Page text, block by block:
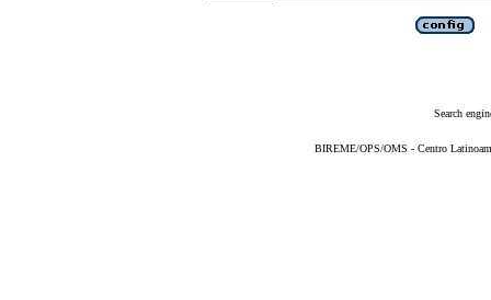
Search
BIREME/OPS/OMS - Centro